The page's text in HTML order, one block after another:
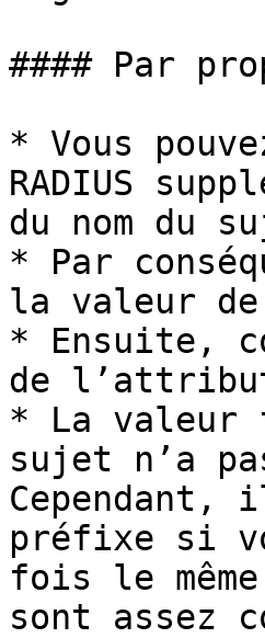
#### Par
* Vous
RADIUS
du nom du
* Par
la valeur
* Ensuite,
de
* La valeur
sujet n’a
préfixe si
fois le
sont assez